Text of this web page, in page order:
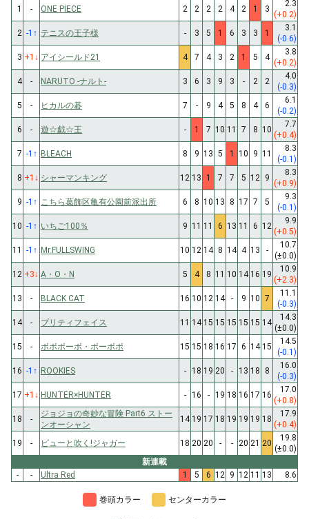
1 - ONE PIECE 2 2 2 2 4 2 1 3
2.3
(+0.2)
2 -1 ↑ テニスの王子様 - 3 5 1 6 3 3 1
3.1
(-0.6)
3 +1 ↓ アイシールド21 4 7 4 3 2 1 5 4
3.8
(+0.2)
4
- NARUTO -ナルト- 3 6 3 9 3 - 2 2
4.0
(-0.3)
5
- ヒカルの碁 7 - 9 4 5 8 4 6
6.1
(-0.2)
6
- 遊☆戯☆王 - 1 7 10 11 7 8 10
7.7
(+0.4)
7 -1 ↑ BLEACH 8 9 13 5 1 10 9 11
8.3
(-0.1)
8 +1 ↓ シャーマンキング 12 13 1 7 7 5 12 9
8.3
(+0.9)
9 -1 ↑ こちら葛飾区亀有公園前派出所 6 8 10 13 8 17 7 5
9.3
(-0.1)
10 -1 ↑ いちご100％ 9 11 11 6 13 11 6 12
9.9
(+0.5)
11
-1 ↑ Mr.FULLSWING 10 12 14 8 14 4 13 -
10.7
(±0.0)
12 +3↓ A・O・N 5 4 8 11 10 14 16 19
10.9
(+2.3)
13
- BLACK CAT 16 10 12 14 - 9 10 7
11.1
(-0.3)
14
- プリティフェイス 11 14 15 15 15 15 15 14
14.3
(±0.0)
15
- ボボボーボ・ボーボボ 15 15 18 16 17 6 14 15
14.5
(-0.1)
16 -1 ↑ ROOKIES - 18 19 20 - 13 18 8
16.0
(-0.3)
17 +1 ↓ HUNTER×HUNTER - 16 - 19 18 16 17 16
17.0
(+0.8)
18
-
ジョジョの奇妙な冒険 Part6 ストー
ンオーシャン
14 19 17 18 19 19 19 18
17.9
(+0.4)
19
- ピューと吹く!ジャガー 18 20 20 - - 20 21 20
19.8
(±0.0)
新連載
-
- Ultra Red 1 5 6 12 9 12 11 13 8.6
巻頭カラー センターカラー